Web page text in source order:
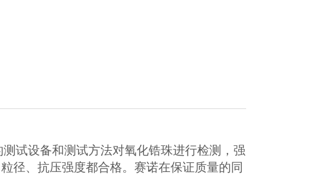
试设备和测试方法对氧化锆珠进行检测，强
径、抗压强度都合格。赛诺在保证质量的同